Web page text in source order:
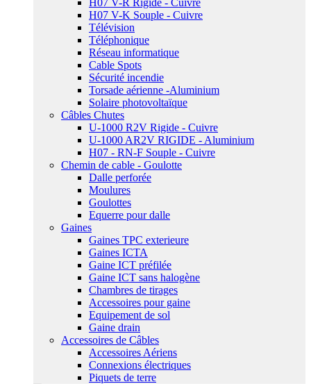
H07 V-R Rigide - Cuivre
H07 V-K Souple - Cuivre
Télévision
Téléphonique
Réseau informatique
Cable Spots
Sécurité incendie
Torsade aérienne -Aluminium
Solaire photovoltaïque
Câbles Chutes
U-1000 R2V Rigide - Cuivre
U-1000 AR2V RIGIDE - Aluminium
H07 - RN-F Souple - Cuivre
Chemin de cable - Goulotte
Dalle perforée
Moulures
Goulottes
Equerre pour dalle
Gaines
Gaines TPC exterieure
Gaines ICTA
Gaine ICT préfilée
Gaine ICT sans halogène
Chambres de tirages
Accessoires pour gaine
Equipement de sol
Gaine drain
Accessoires de Câbles
Accessoires Aériens
Connexions électriques
Piquets de terre